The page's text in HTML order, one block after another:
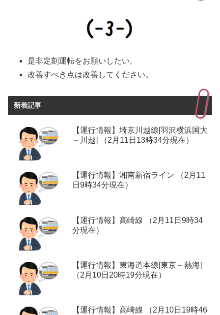
是非定刻運転をお願いしたい。
改善すべき点は改善してください。
新着記事
【運行情報】埼京川越線[羽沢横浜国大
～川越] （2月11日13時34分現在）
【運行情報】湘南新宿ライン （2月11
日9時34分現在）
【運行情報】高崎線 （2月11日9時34
分現在）
【運行情報】東海道本線[東京～熱海]
（2月10日20時19分現在）
【運行情報】高崎線 （2月10日19時46